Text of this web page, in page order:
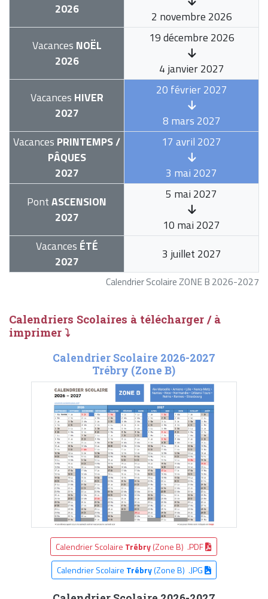
Calendrier Scolaire ZONE B 2026-2027
2026
2 novembre 2026
Vacances NOËL
2026
19 décembre 2026
4 janvier 2027
Vacances HIVER
2027
20 février 2027
8 mars 2027
Vacances PRINTEMPS /
PÂQUES
2027
17 avril 2027
3 mai 2027
PontASCENSION
2027
5 mai 2027
10 mai 2027
Vacances ÉTÉ
2027
3 juillet 2027
Calendriers Scolaires à télécharger / à
imprimer ⤵
Calendrier Scolaire 2026-2027
Trébry (Zone B)
Calendrier Scolaire Trébry(Zone B) .PDF
Calendrier Scolaire Trébry(Zone B) .JPG